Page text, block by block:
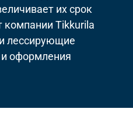
их срок
Tikkurila
лессирующие
оформления